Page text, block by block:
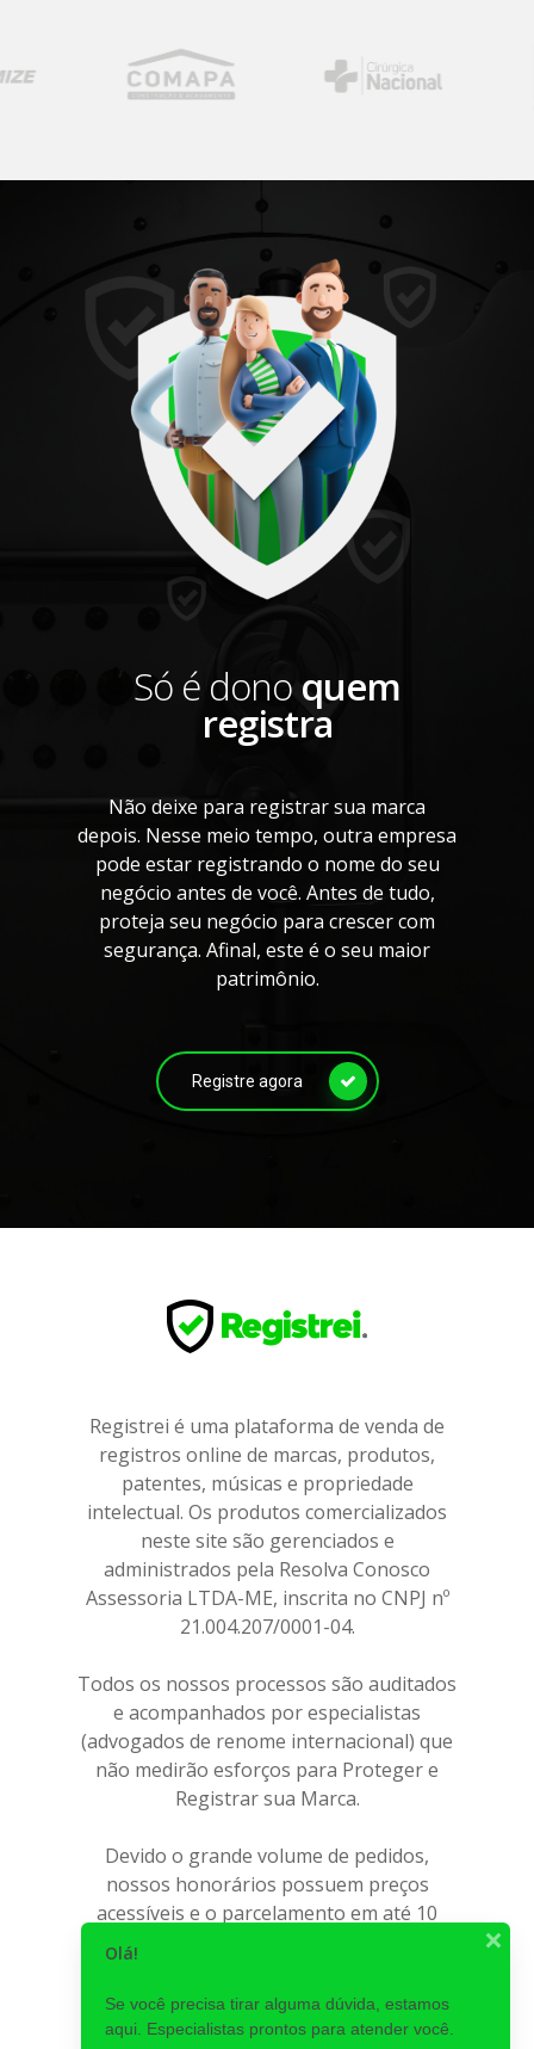
Só é dono quem
registra
Não deixe para registrar sua marca
depois. Nesse meio tempo, outra empresa
pode estar registrando o nome do seu
negócio antes de você. Antes de tudo,
proteja seu negócio para crescer com
segurança. Afinal, este é o seu maior
patrimônio.
Registre agora
Registrei é uma plataforma de venda de
registros online de marcas, produtos,
patentes, músicas e propriedade
intelectual. Os produtos comercializados
neste site são gerenciados e
administrados pela Resolva Conosco
Assessoria LTDA-ME, inscrita no CNPJ nº
21.004.207/0001-04.
Todos os nossos processos são auditados
e acompanhados por especialistas
(advogados de renome internacional) que
não medirão esforços para Proteger e
Registrar sua Marca.
Devido o grande volume de pedidos,
nossos honorários possuem preços
acessíveis e o parcelamento em até 10
(dez) vezes, o que torna o investimento
cultura de outras empresas, nós não
cobramos taxas extras e nosso contrato
Olá!
Se você precisa tirar alguma dúvida, estamos
aqui. Especialistas prontos para atender você.